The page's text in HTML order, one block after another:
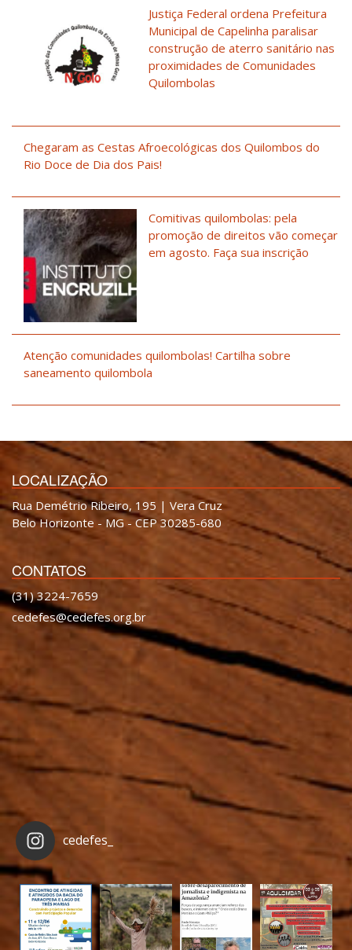
Justiça Federal ordena Prefeitura
Municipal de Capelinha paralisar
construção de aterro sanitário nas
proximidades de Comunidades
Quilombolas
Chegaram as Cestas Afroecológicas dos Quilombos do
Rio Doce de Dia dos Pais!
Comitivas quilombolas: pela
promoção de direitos vão começar
em agosto. Faça sua inscrição
Atenção comunidades quilombolas! Cartilha sobre
saneamento quilombola
LOCALIZAÇÃO
Rua Demétrio Ribeiro, 195 | Vera Cruz
Belo Horizonte - MG - CEP 30285-680
CONTATOS
(31) 3224-7659
cedefes@cedefes.org.br
cedefes_